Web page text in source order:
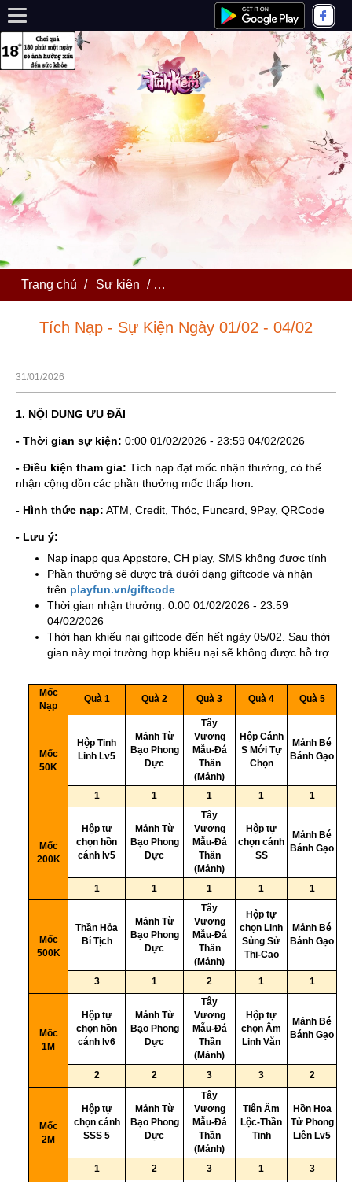
Trang chủ / Sự kiện / Tích Nạp - Sự Kiện Ngày 01/02 -
Tích Nạp - Sự Kiện Ngày 01/02 - 04/02
31/01/2026
1. NỘI DUNG ƯU ĐÃI
- Thời gian sự kiện: 0:00 01/02/2026 - 23:59 04/02/2026
- Điều kiện tham gia: Tích nạp đạt mốc nhận thưởng, có thể
nhận cộng dồn các phần thưởng mốc thấp hơn.
- Hình thức nạp: ATM, Credit, Thóc, Funcard, 9Pay, QRCode
- Lưu ý:
Nạp inapp qua Appstore, CH play, SMS không được tính
Phần thưởng sẽ được trả dưới dạng giftcode và nhận
trên playfun.vn/giftcode
Thời gian nhận thưởng: 0:00 01/02/2026 - 23:59
04/02/2026
Thời hạn khiếu nại giftcode đến hết ngày 05/02. Sau thời
gian này mọi trường hợp khiếu nại sẽ không được hỗ trợ
Mốc
Nạp
Quà 1 Quà 2 Quà 3 Quà 4 Quà 5
Mốc
50K
Hộp Tinh
Linh Lv5
Mảnh Từ
Bạo Phong
Dực
Tây
Vương
Mẫu-Đá
Thần
(Mảnh)
Hộp Cánh
S Mới Tự
Chọn
Mảnh Bé
Bánh Gạo
1 1 1 1 1
Mốc
200K
Hộp tự
chọn hồn
cánh lv5
Mảnh Từ
Bạo Phong
Dực
Tây
Vương
Mẫu-Đá
Thần
(Mảnh)
Hộp tự
chọn cánh
SS
Mảnh Bé
Bánh Gạo
1 1 1 1 1
Mốc
500K
Thần Hỏa
Bí Tịch
Mảnh Từ
Bạo Phong
Dực
Tây
Vương
Mẫu-Đá
Thần
(Mảnh)
Hộp tự
chọn Linh
Sủng Sử
Thi-Cao
Mảnh Bé
Bánh Gạo
3 1 2 1 1
Mốc
1M
Hộp tự
chọn hồn
cánh lv6
Mảnh Từ
Bạo Phong
Dực
Tây
Vương
Mẫu-Đá
Thần
(Mảnh)
Hộp tự
chọn Âm
Linh Văn
Mảnh Bé
Bánh Gạo
2 2 3 3 2
Mốc
2M
Hộp tự
chọn cánh
SSS 5
Mảnh Từ
Bạo Phong
Dực
Tây
Vương
Mẫu-Đá
Thần
(Mảnh)
Tiên Âm
Lộc-Thần
Tinh
Hồn Hoa
Tử Phong
Liên Lv5
1 2 3 1 3